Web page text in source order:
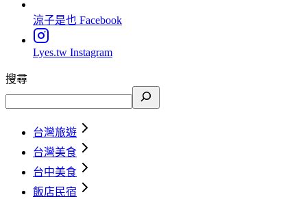
涼子是也 Facebook
Lyes.tw Instagram
搜尋
台灣旅遊
台灣美食
台中美食
飯店民宿